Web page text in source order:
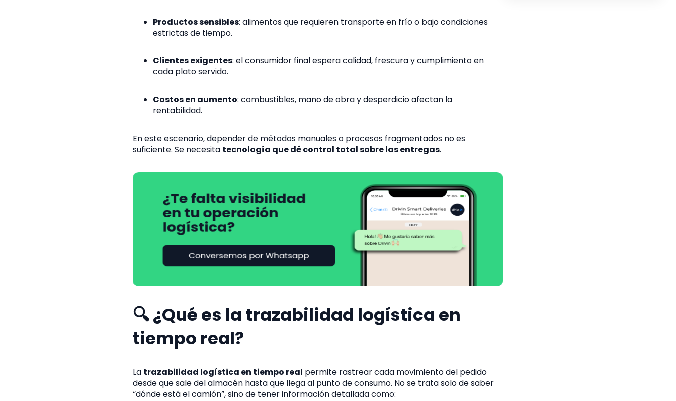
Productos sensibles: alimentos que requieren transporte en frío o bajo condiciones
estrictas de tiempo.
Clientes exigentes: el consumidor final espera calidad, frescura y cumplimiento en
cada plato servido.
Costos en aumento: combustibles, mano de obra y desperdicio afectan la
rentabilidad.
En este escenario, depender de métodos manuales o procesos fragmentados no es
suficiente. Se necesita tecnología que dé control total sobre las entregas.
🔍 ¿Qué es la trazabilidad logística en
tiempo real?
La trazabilidad logística en tiempo real permite rastrear cada movimiento del pedido
desde que sale del almacén hasta que llega al punto de consumo. No se trata solo de saber
“dónde está el camión”, sino de tener información detallada como: